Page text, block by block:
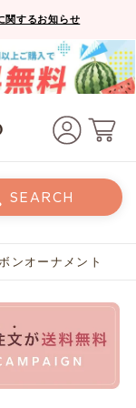
関するお知らせ
SEARCH
ンオーナメント